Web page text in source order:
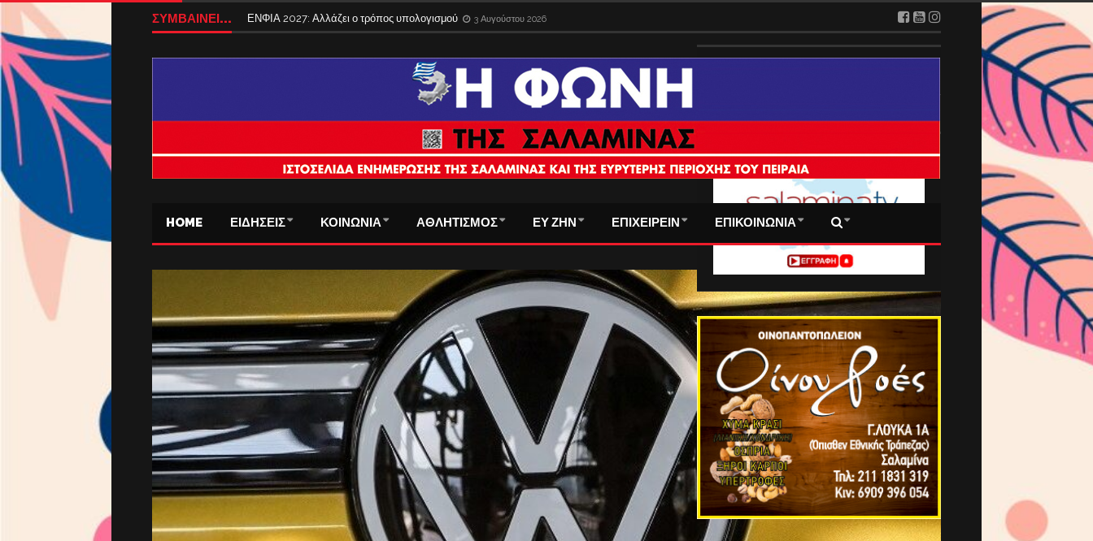
ΣΥΜΒΑΙΝΕΙ... ΕΝΦΙΑ 2027: Αλλάζει ο τρόπος υπολογισμού 3 Αυγούστου 2026
HOME ΕΙΔΗΣΕΙΣ ΚΟΙΝΩΝΙΑ ΑΘΛΗΤΙΣΜΟΣ ΕΥ ΖΗΝ ΕΠΙΧΕΙΡΕΙΝ ΕΠΙΚΟΙΝΩΝΙΑ